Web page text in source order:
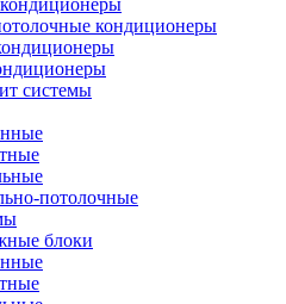
кондиционеры
системы
потолочные
блоки